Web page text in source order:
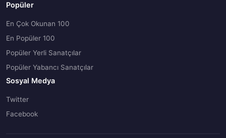
Popüler
En Çok Okunan 100
En Popüler 100
Popüler Yerli Sanatçılar
Popüler Yabancı Sanatçılar
Sosyal Medya
Twitter
Facebook